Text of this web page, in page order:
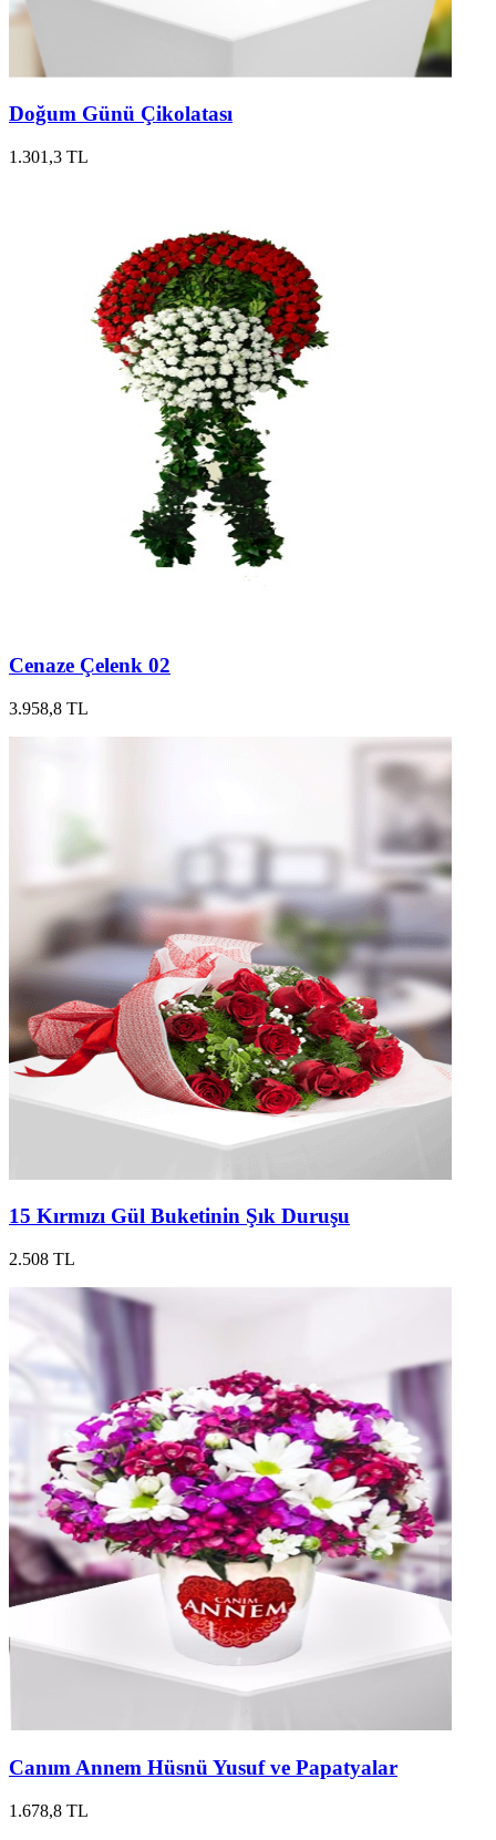
Doğum Günü Çikolatası
1.301,3 TL
Cenaze Çelenk 02
3.958,8 TL
15 Kırmızı Gül Buketinin Şık Duruşu
2.508 TL
Canım Annem Hüsnü Yusuf ve Papatyalar
1.678,8 TL